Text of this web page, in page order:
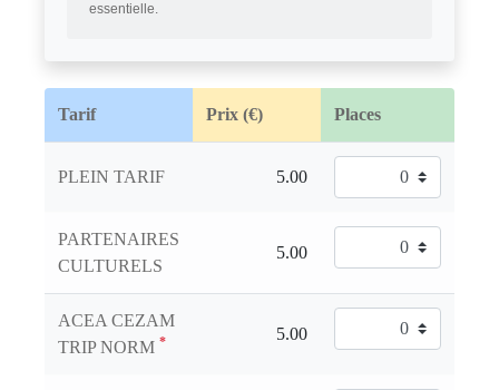
essentielle.
Tarif Prix (€) Places
PLEIN TARIF
PARTENAIRES
CULTURELS
ACEA CEZAM
TRIP NORM *